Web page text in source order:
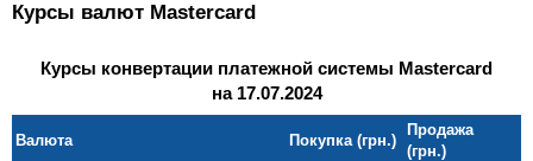
Курсы валют Mastercard
Курсы конвертации платежной системы Mastercard
на 17.07.2024
Валюта Покупка (грн.)
Продажа
(грн.)